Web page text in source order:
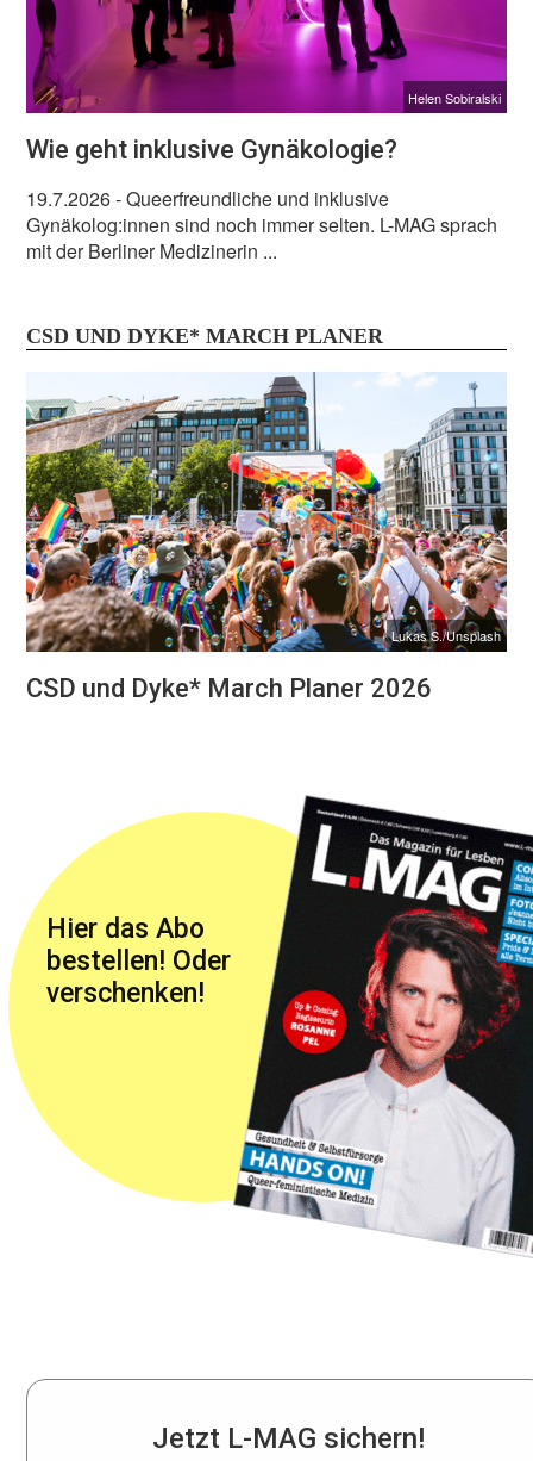
Helen Sobiralski
Wie geht inklusive Gynäkologie?
19.7.2026- Queerfreundliche und inklusive
Gynäkolog:innen sind noch immer selten. L-MAG sprach
mit der Berliner Medizinerin ...
CSD UND DYKE* MARCH PLANER
Lukas S./Unsplash
CSD und Dyke* March Planer 2026
Hier das Abo
bestellen! Oder
verschenken!
Jetzt L-MAG sichern!